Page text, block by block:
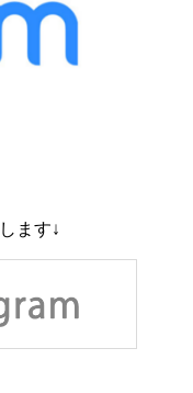
ます↓